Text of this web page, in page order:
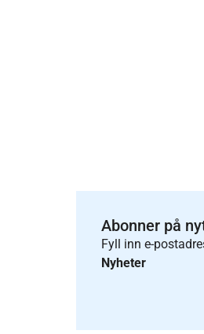
Abonner på
Fyll inn e-
Nyheter